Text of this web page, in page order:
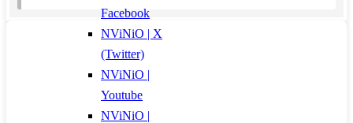
Facebook
NViNiO | X
(Twitter)
NViNiO |
Youtube
NViNiO |